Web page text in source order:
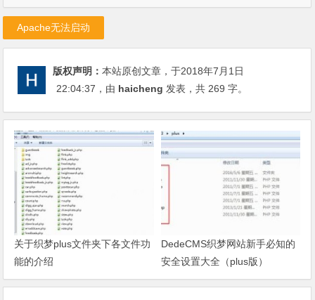
Apache无法启动
版权声明：本站原创文章，于2018年7月1日
22:04:37 ，由 haicheng 发表，共 269 字。
关于织梦plus文件夹下各文件功
能的介绍
DedeCMS织梦网站新手必知的
安全设置大全（plus版）